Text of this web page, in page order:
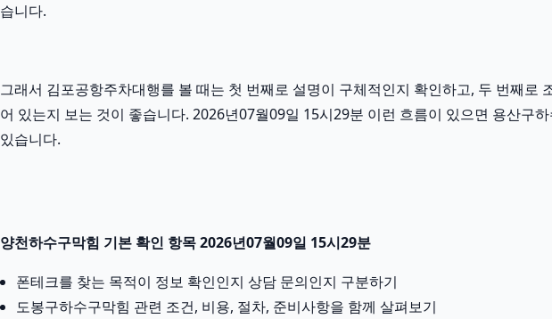
습니다.
그래서 김포공항주차대행를 볼 때는 첫 번째로 설명이 구체적인지 확인하고, 두 번째
어 있는지 보는 것이 좋습니다. 2026년07월09일 15시29분 이런 흐름이 있으면 용산구
있습니다.
양천하수구막힘 기본 확인 항목 2026년07월09일 15시29분
폰테크를 찾는 목적이 정보 확인인지 상담 문의인지 구분하기
도봉구하수구막힘 관련 조건, 비용, 절차, 준비사항을 함께 살펴보기